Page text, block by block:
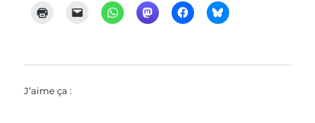
J’aime ça :